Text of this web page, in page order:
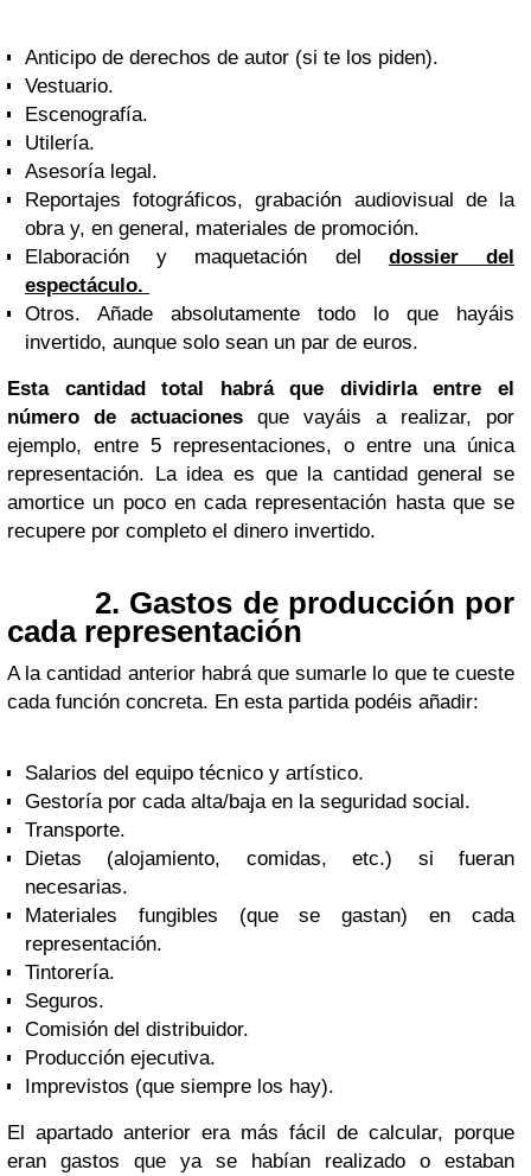
Anticipo de derechos de autor (si te los piden).
Vestuario.
Escenografía.
Utilería.
Asesoría legal.
Reportajes fotográficos, grabación audiovisual de la
obra y, en general, materiales de promoción.
Elaboración y maquetación del dossier del
espectáculo.
Otros. Añade absolutamente todo lo que hayáis
invertido, aunque solo sean un par de euros.
Esta cantidad total habrá que dividirla entre el
número de actuaciones que vayáis a realizar, por
ejemplo, entre 5 representaciones, o entre una única
representación. La idea es que la cantidad general se
amortice un poco en cada representación hasta que se
recupere por completo el dinero invertido.
2. Gastos de producción por
cada representación
A la cantidad anterior habrá que sumarle lo que te cueste
cada función concreta. En esta partida podéis añadir:
Salarios del equipo técnico y artístico.
Gestoría por cada alta/baja en la seguridad social.
Transporte.
Dietas (alojamiento, comidas, etc.) si fueran
necesarias.
Materiales fungibles (que se gastan) en cada
representación.
Tintorería.
Seguros.
Comisión del distribuidor.
Producción ejecutiva.
Imprevistos (que siempre los hay).
El apartado anterior era más fácil de calcular, porque
eran gastos que ya se habían realizado o estaban